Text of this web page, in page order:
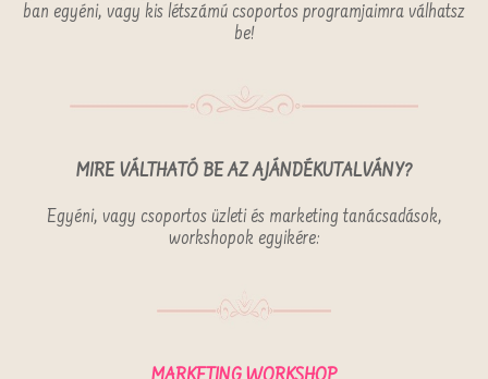
ban egyéni, vagy kis létszámú csoportos programjaimra válhatsz
be!
MIRE VÁLTHATÓ BE AZ AJÁNDÉKUTALVÁNY?
Egyéni, vagy csoportos üzleti és marketing tanácsadások,
workshopok egyikére: